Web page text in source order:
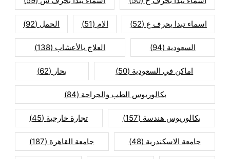
اسماء تبدا بحرف ع (52) الام (51) الحمل (92)
السعودية (94) العلاج بالأعشاب (138)
اماكن في السعودية (50) بحار (62)
بكالوريوس الطب والجراحة (84)
بكالوريوس هندسة (157) تجارة خارجية (45)
جامعة الاسكندرية (48) جامعة القاهرة (187)